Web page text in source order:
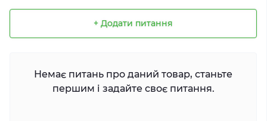
+ Додати питання
Немає питань про даний товар, станьте
першим і задайте своє питання.